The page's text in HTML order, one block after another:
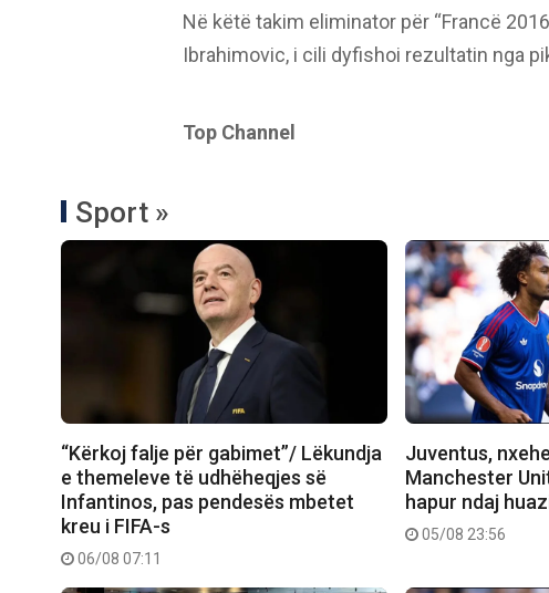
Në këtë takim eliminator për “Francë
Ibrahimovic, i cili dyfishoi rezultatin nga
Top Channel
Sport »
“Kërkoj falje për gabimet”/ Lëkundja
e themeleve të udhëheqjes së
Infantinos, pas pendesës mbetet
kreu i FIFA-s
06/08 07:11
Juventus,
Manchester
hapur ndaj
05/08 23:56